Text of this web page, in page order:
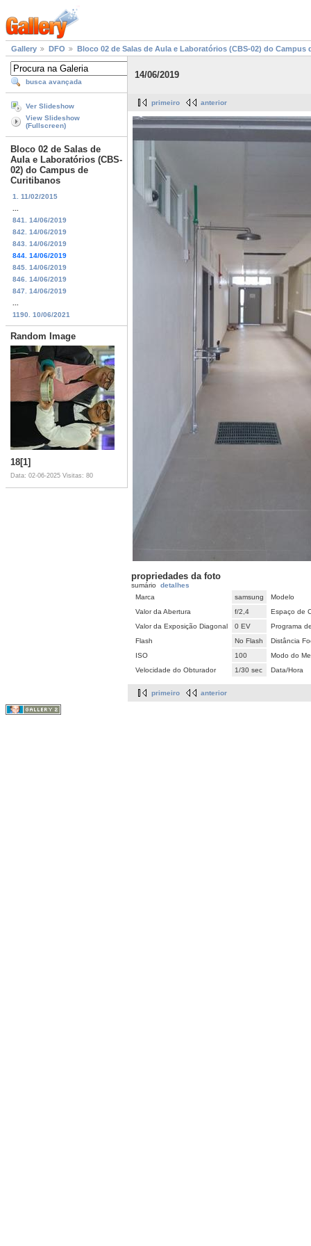
Gallery DFO Bloco 02 de Salas de Aula e Laboratórios (CBS-02) do Campus
busca avançada
Ver Slideshow
View Slideshow
(Fullscreen)
Bloco 02 de Salas de
Aula e Laboratórios (CBS-
02) do Campus de
Curitibanos
1. 11/02/2015
841. 14/06/2019
842. 14/06/2019
843. 14/06/2019
844. 14/06/2019
845. 14/06/2019
846. 14/06/2019
847. 14/06/2019
1190. 10/06/2021
Random Image
18[1]
Data: 02-06-2025 Visitas: 80
14/06/2019
primeiro anterior
propriedades da foto
sumário detalhes
Marca
samsung
Modelo
Valor da Abertura
f/2,4
Espaço de
Valor da Exposição Diagonal
0 EV
Programa
Flash
No Flash
Distância
ISO
100
Modo do
Velocidade do Obturador
1/30 sec Data/Hora
primeiro anterior